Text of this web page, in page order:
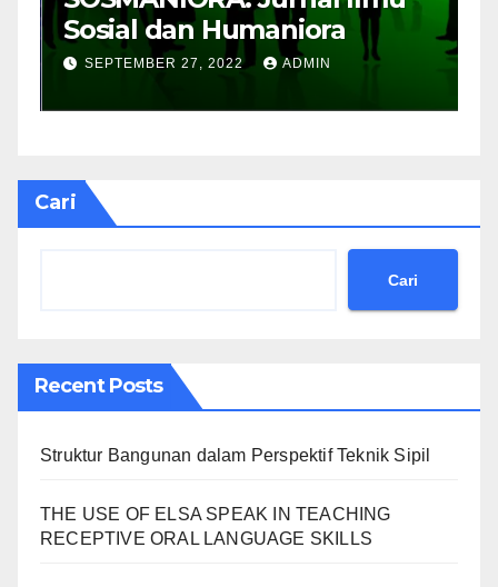
Sosial dan Humaniora
SEPTEMBER 27, 2022 ADMIN
Cari
Cari
Recent Posts
Struktur Bangunan dalam Perspektif Teknik Sipil
THE USE OF ELSA SPEAK IN TEACHING
RECEPTIVE ORAL LANGUAGE SKILLS